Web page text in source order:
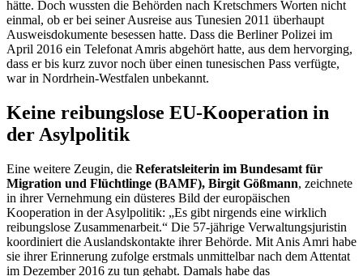
hätte. Doch wussten die Behörden nach Kretschmers Worten nicht
einmal, ob er bei seiner Ausreise aus Tunesien 2011 überhaupt
Ausweisdokumente besessen hatte. Dass die Berliner Polizei im
April 2016 ein Telefonat Amris abgehört hatte, aus dem hervorging,
dass er bis kurz zuvor noch über einen tunesischen Pass verfügte,
war in Nordrhein-Westfalen unbekannt.
Keine reibungslose EU-Kooperation in
der Asylpolitik
Eine weitere Zeugin, die Referatsleiterin im Bundesamt für
Migration und Flüchtlinge (BAMF), Birgit Gößmann, zeichnete
in ihrer Vernehmung ein düsteres Bild der europäischen
Kooperation in der Asylpolitik: „Es gibt nirgends eine wirklich
reibungslose Zusammenarbeit.“ Die 57-jährige Verwaltungsjuristin
koordiniert die Auslandskontakte ihrer Behörde. Mit Anis Amri habe
sie ihrer Erinnerung zufolge erstmals unmittelbar nach dem Attentat
im Dezember 2016 zu tun gehabt. Damals habe das